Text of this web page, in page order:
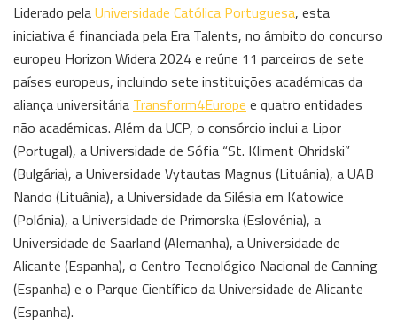
Liderado pelaUniversidade Católica Portuguesa, esta
iniciativa é financiada pela Era Talents, no âmbito do concurso
europeu Horizon Widera 2024 e reúne 11 parceiros de sete
países europeus, incluindo sete instituições académicas da
aliança universitária Transform4Europe e quatro entidades
não académicas. Além da UCP, o consórcio inclui a Lipor
(Portugal), a Universidade de Sófia “St. Kliment Ohridski”
(Bulgária), a Universidade Vytautas Magnus (Lituânia), a UAB
Nando (Lituânia), a Universidade da Silésia em Katowice
(Polónia), a Universidade de Primorska (Eslovénia), a
Universidade de Saarland (Alemanha), a Universidade de
Alicante (Espanha), o Centro Tecnológico Nacional de Canning
(Espanha) e o Parque Científico da Universidade de Alicante
(Espanha).